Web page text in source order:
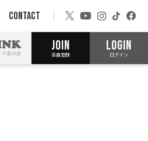
CONTACT
JOIN
会員登録
LOGIN
ログイン